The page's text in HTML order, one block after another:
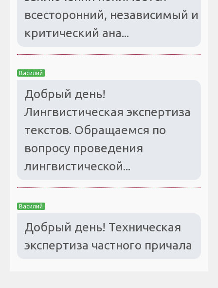
всесторонний, независимый и
критический ана...
Василий
Добрый день!
Лингвистическая экспертиза
текстов. Обращаемся по
вопросу проведения
лингвистической...
Василий
Добрый день! Техническая
экспертиза частного причала